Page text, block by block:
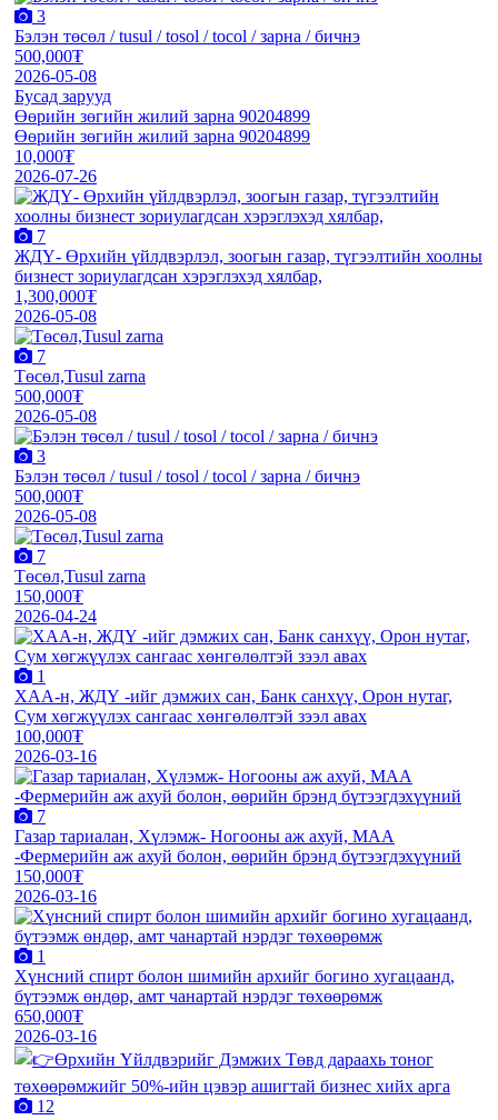
3
Бэлэн төсөл / tusul / tosol / tocol / зарна / бичнэ
500,000₮
2026-05-08
Бусад зарууд
Өөрийн зөгийн жилий зарна 90204899
Өөрийн зөгийн жилий зарна 90204899
10,000₮
2026-07-26
7
ЖДҮ- Өрхийн үйлдвэрлэл, зоогын газар, түгээлтийн хоолны
бизнест зориулагдсан хэрэглэхэд хялбар,
1,300,000₮
2026-05-08
7
Төсөл,Tusul zarna
500,000₮
2026-05-08
3
Бэлэн төсөл / tusul / tosol / tocol / зарна / бичнэ
500,000₮
2026-05-08
7
Төсөл,Tusul zarna
150,000₮
2026-04-24
1
XАА-н, ЖДҮ -ийг дэмжиx сан, Банк санxүү, Орон нутаг,
Сум хөгжүүлэх сангаас хөнгөлөлтэй зээл авах
100,000₮
2026-03-16
7
Газар тариалан, Хүлэмж- Ногооны аж ахуй, МАА
-Фермерийн аж ахуй болон, өөрийн брэнд бүтээгдэхүүний
150,000₮
2026-03-16
1
Хүнсний спирт болон шимийн архийг богино хугацаанд,
бүтээмж өндөр, амт чанартай нэрдэг төхөөрөмж
650,000₮
2026-03-16
12